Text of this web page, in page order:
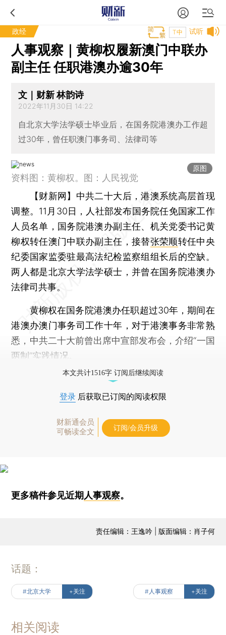
政经 试听
T中
人事观察｜黄柳权履新澳门中联办
副主任 任职港澳办逾30年
文｜财新 林韵诗
2022年11月30日 14:22
自北京大学法学硕士毕业后，在国务院港澳办工作超
过30年，曾任职澳门事务司、法律司等
原图
资料图：黄柳权。图：人民视觉
【财新网】 中共二十大后，港澳系统高层首现
调整。11月30日，人社部发布国务院任免国家工作
人员名单，国务院港澳办副主任、机关党委书记黄
柳权转任澳门中联办副主任，接替张荣顺转任中央
纪委国家监委驻最高法纪检监察组组长后的空缺。
两人都是北京大学法学硕士，并曾在国务院港澳办
法律司共事。
黄柳权在国务院港澳办任职超过30年，期间在
港澳办澳门事务司工作十年，对于港澳事务非常熟
悉，中共二十大前曾出席中宣部发布会，介绍“一国
两制”实践情况。
本文共计1516字 订阅后继续阅读
登录 后获取已订阅的阅读权限
财新通会员
可畅读全文
订阅/会员升级
更多稿件参见近期 人事观察。
责任编辑：王逸吟 | 版面编辑：肖子何
话题：
#北京大学 +关注 #人事观察 +关注
相关阅读